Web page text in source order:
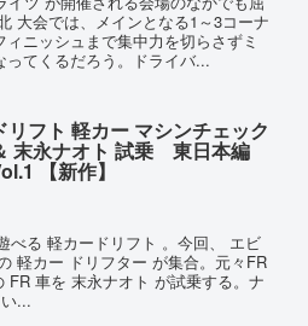
大会では、メインとなる1～3コーナ
ニッシュまで集中力を切らさずミ
てくるだろう。ドライバ...
リフト 軽カー マシンチェック
末永ナオト 試乗 東日本編
【新作】
べる 軽カードリフト 。今回、 エビ
軽カー ドリフター が集合。元々FR
FR 車を 末永ナオト が試乗する。ナ
...